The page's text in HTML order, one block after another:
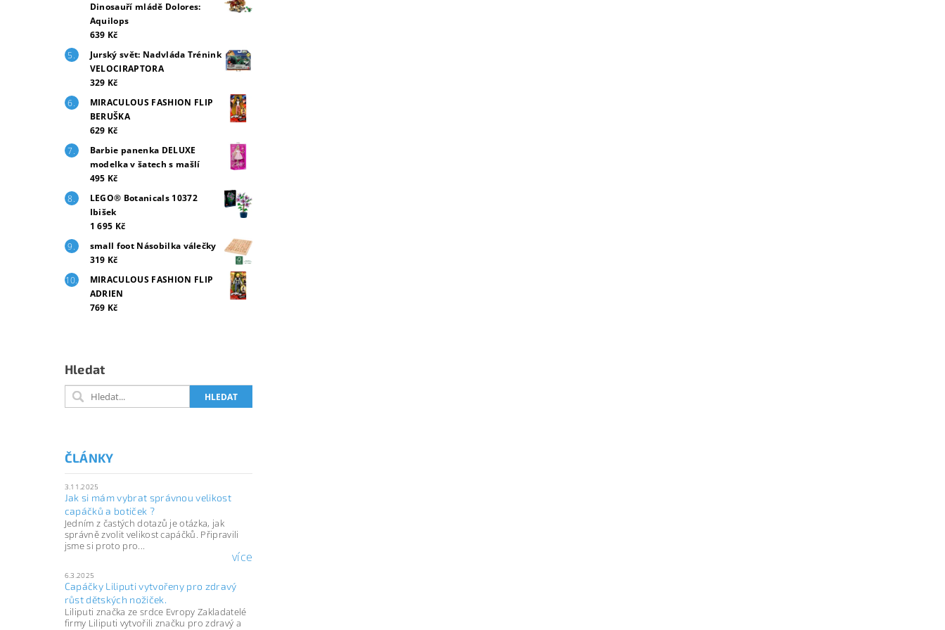
Dinosauří mládě Dolores:
Aquilops
639 Kč
Jurský svět: Nadvláda Trénink
VELOCIRAPTORA
329 Kč
MIRACULOUS FASHION FLIP
BERUŠKA
629 Kč
Barbie panenka DELUXE
modelka v šatech s mašlí
495 Kč
LEGO® Botanicals 10372
Ibišek
1 695 Kč
small foot Násobilka válečky
319 Kč
MIRACULOUS FASHION FLIP
ADRIEN
769 Kč
Hledat
ČLÁNKY
3.11.2025
Jak si mám vybrat správnou velikost
capáčků a botiček ?
Jedním z častých dotazů je otázka, jak
správně zvolit velikost capáčků. Připravili
jsme si proto pro...
více
6.3.2025
Capáčky Liliputi vytvořeny pro zdravý
růst dětských nožiček.
Liliputi značka ze srdce Evropy Zakladatelé
firmy Liliputi vytvořili značku pro zdravý a